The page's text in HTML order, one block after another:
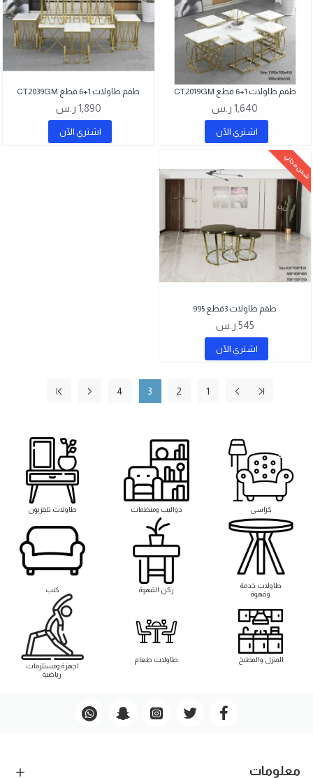
طقم طاولات 1+6 قطع CT2019GM
1,640 ر.س
اشتري اﻵن
طقم طاولات 1+6 قطع CT2039GM
1,890 ر.س
اشتري اﻵن
شحن مجاني
طقم طاولات 3قطع 995
545 ر.س
اشتري اﻵن
1
2
3
4
كراسى دواليب ومنظمات طاولات تلفزيون
طاوﻻت خدمة
وقهوة
ركن القهوة كنب
المنزل والمطبخ
طاوﻻت طعام
اجهزة ومستلزمات
رياضية
معلومات